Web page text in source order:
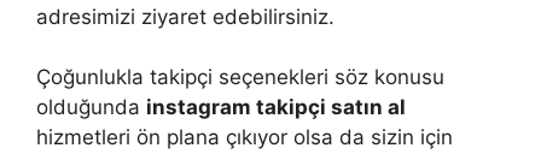
adresimizi ziyaret edebilirsiniz.
Çoğunlukla takipçi seçenekleri söz konusu
olduğunda instagram takipçi satın al
hizmetleri ön plana çıkıyor olsa da sizin için